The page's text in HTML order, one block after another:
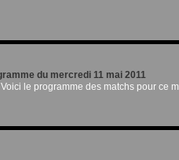
du mercredi 11 mai 2011
Voici le programme des matchs pour ce